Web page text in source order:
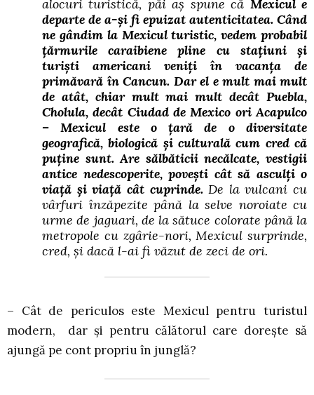
alocuri turistică, păi aș spune că Mexicul e
departe de a-și fi epuizat autenticitatea. Când
ne gândim la Mexicul turistic, vedem probabil
țărmurile caraibiene pline cu stațiuni și
turiști americani veniți în vacanța de
primăvară în Cancun. Dar el e mult mai mult
de atât, chiar mult mai mult decât Puebla,
Cholula, decât Ciudad de Mexico ori Acapulco
– Mexicul este o țară de o diversitate
geografică, biologică și culturală cum cred că
puține sunt. Are sălbăticii necălcate, vestigii
antice nedescoperite, povești cât să asculți o
viață și viață cât cuprinde. De la vulcani cu
vârfuri înzăpezite până la selve noroiate cu
urme de jaguari, de la sătuce colorate până la
metropole cu zgârie-nori, Mexicul surprinde,
cred, și dacă l-ai fi văzut de zeci de ori.
– Cât de periculos este Mexicul pentru turistul
modern, dar și pentru călătorul care dorește să
ajungă pe cont propriu în junglă?